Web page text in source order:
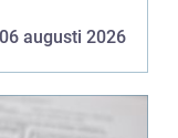
06 augusti 2026